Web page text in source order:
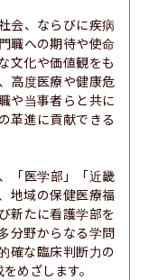
会、ならびに疾病
職への期待や使命
文化や価値観をも
高度医療や健康危
や当事者らと共に
革進に貢献できる
「医学部」「近畿
地域の保健医療福
新たに看護学部を
分野からなる学問
確な臨床判断力の
めざします。